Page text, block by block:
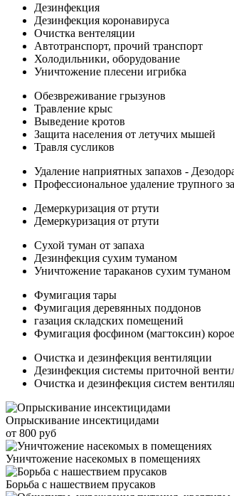
Дезинфекция
Дезинфекция коронавируса
Очистка вентеляции
Автотранспорт, прочий транспорт
Холодильники, оборудование
Уничтожение плесени игрибка
Обезвреживание грызунов
Травление крыс
Выведение кротов
Защита населения от летучих мышей
Травля сусликов
Удаление наприятных запахов -
Профессиональное удаление трупного
Демеркуризация от ртути
Демеркуризация от ртути
Сухой туман от запаха
Дезинфекция сухим туманом
Уничтожение тараканов сухим туманом
Фумигация тары
Фумигация деревянных поддонов
газация складских помещений
Фумигация фосфином (магтоксин)
Очистка и дезинфекция вентиляции
Дезинфекция системы приточной
Очистка и дезинфекция систем
Опрыскивание инсектицидами
от 800 руб
Уничтожение насекомых в помещениях
Борьба с нашествием прусаков